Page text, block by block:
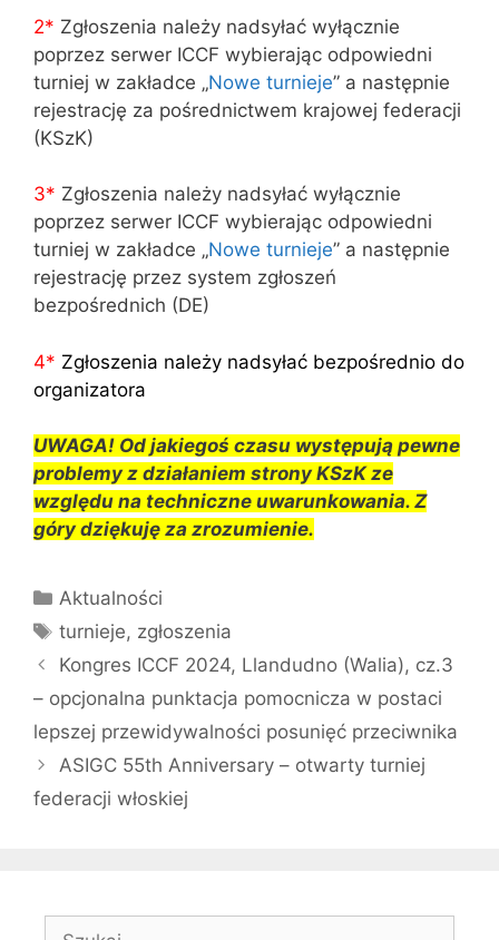
2* Zgłoszenia należy nadsyłać wyłącznie
poprzez serwer ICCF wybierając odpowiedni
turniej w zakładce „Nowe turnieje” a następnie
rejestrację za pośrednictwem krajowej federacji
(KSzK)
3* Zgłoszenia należy nadsyłać wyłącznie
poprzez serwer ICCF wybierając odpowiedni
turniej w zakładce „Nowe turnieje” a następnie
rejestrację przez system zgłoszeń
bezpośrednich (DE)
4* Zgłoszenia należy nadsyłać bezpośrednio do
organizatora
UWAGA! Od jakiegoś czasu występują pewne
problemy z działaniem strony KSzK ze
względu na techniczne uwarunkowania. Z
góry dziękuję za zrozumienie.
Kategorie
Aktualności
Tagi
turnieje, zgłoszenia
Kongres ICCF 2024, Llandudno (Walia), cz.3
– opcjonalna punktacja pomocnicza w postaci
lepszej przewidywalności posunięć przeciwnika
ASIGC 55th Anniversary – otwarty turniej
federacji włoskiej
Szukaj: